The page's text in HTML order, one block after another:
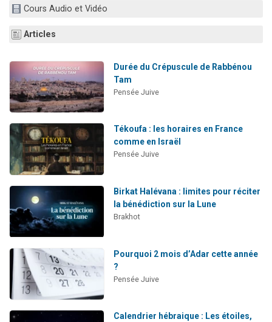
12 nouvelles musiques dans Torah-Box Music
Cours Audio et Vidéo
Articles
Durée du Crépuscule de Rabbénou
Tam
Pensée Juive
Tékoufa : les horaires en France
comme en Israël
Pensée Juive
Birkat Halévana : limites pour réciter
la bénédiction sur la Lune
Brakhot
Pourquoi 2 mois d’Adar cette année
?
Pensée Juive
Calendrier hébraique : Les étoiles,